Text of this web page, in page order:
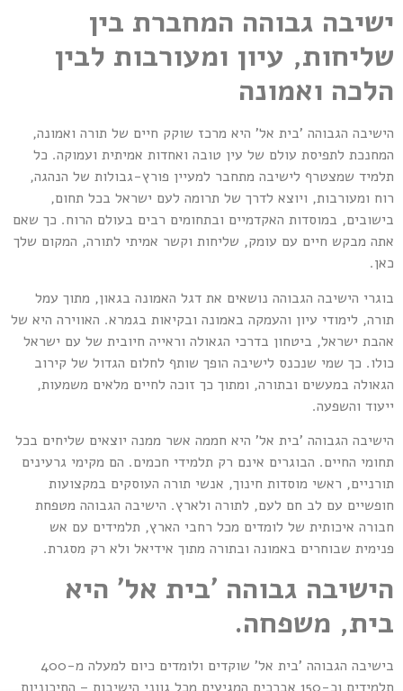
ישיבה גבוהה המחברת בין
שליחות, עיון ומעורבות לבין
הלכה ואמונה
הישיבה הגבוהה 'בית אל' היא מרכז שוקק חיים של תורה ואמונה,
המחנכת לתפיסת עולם של עין טובה ואחדות אמיתית ועמוקה. כל
תלמיד שמצטרף לישיבה מתחבר למעיין פורץ-גבולות של הנהגה,
רוח ומעורבות, ויוצא לדרך של תרומה לעם ישראל בכל תחום,
בישובים, במוסדות האקדמיים ובתחומים רבים בעולם הרוח. כך שאם
אתה מבקש חיים עם עומק, שליחות וקשר אמיתי לתורה, המקום שלך
כאן.
בוגרי הישיבה הגבוהה נושאים את דגל האמונה בגאון, מתוך עמל
תורה, לימודי עיון והעמקה באמונה ובקיאות בגמרא. האווירה היא של
אהבת ישראל, ביטחון בדרכי הגאולה וראייה חיובית של עם ישראל
כולו. כך שמי שנכנס לישיבה הופך שותף לחלום הגדול של קירוב
הגאולה במעשים ובתורה, ומתוך כך זוכה לחיים מלאים משמעות,
ייעוד והשפעה.
הישיבה הגבוהה 'בית אל' היא חממה אשר ממנה יוצאים שליחים בכל
תחומי החיים. הבוגרים אינם רק תלמידי חכמים. הם מקימי גרעינים
תורניים, ראשי מוסדות חינוך, אנשי תורה העוסקים במקצועות
חופשיים עם לב חם לעם, לתורה ולארץ. הישיבה הגבוהה מטפחת
חבורה איכותית של לומדים מכל רחבי הארץ, תלמידים עם אש
פנימית שבוחרים באמונה ובתורה מתוך אידיאל ולא רק מסגרת.
הישיבה גבוהה 'בית אל' היא
בית, משפחה.
בישיבה הגבוהה 'בית אל' שוקדים ולומדים כיום למעלה מ-400